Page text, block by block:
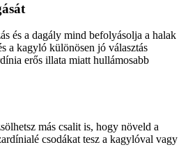
és a dagály mind befolyásolja a halak
a kagyló különösen jó választás
erős illata miatt hullámosabb
más csalit is, hogy növeld a
csodákat tesz a kagylóval vagy